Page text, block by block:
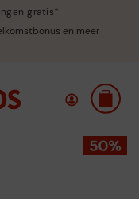
gratis*
en meer